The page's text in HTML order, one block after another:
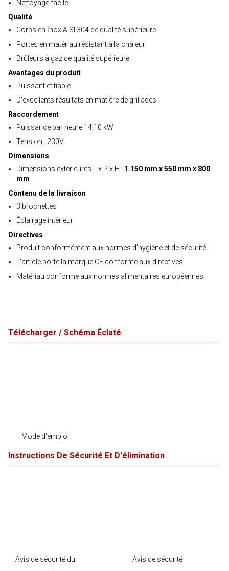
Nettoyage facile
Qualité
Corps en İnox AISI 304 de qualité supérieure
Portes en matériau résistant à la chaleur
Brûleurs à gaz de qualité supérieure
Avantages du produit
Puissant et fiable
D'excellents résultats en matière de grillades
Raccordement
Puissance par heure 14,10 kW
Tension : 230V
Dimensions
Dimensions extérieures L x P x H : 1.150 mm x 550 mm x 800
mm
Contenu de la livraison
3 brochettes
Éclairage intérieur
Directives
Produit conformément aux normes d’hygiène et de sécurité
L'article porte la marque CE conforme aux directives
Matériau conforme aux normes alimentaires européennes
Télécharger / Schéma Éclaté
Mode d'emploi
Instructions De Sécurité Et D'élimination
Avis de sécurité du
Avis de sécurité